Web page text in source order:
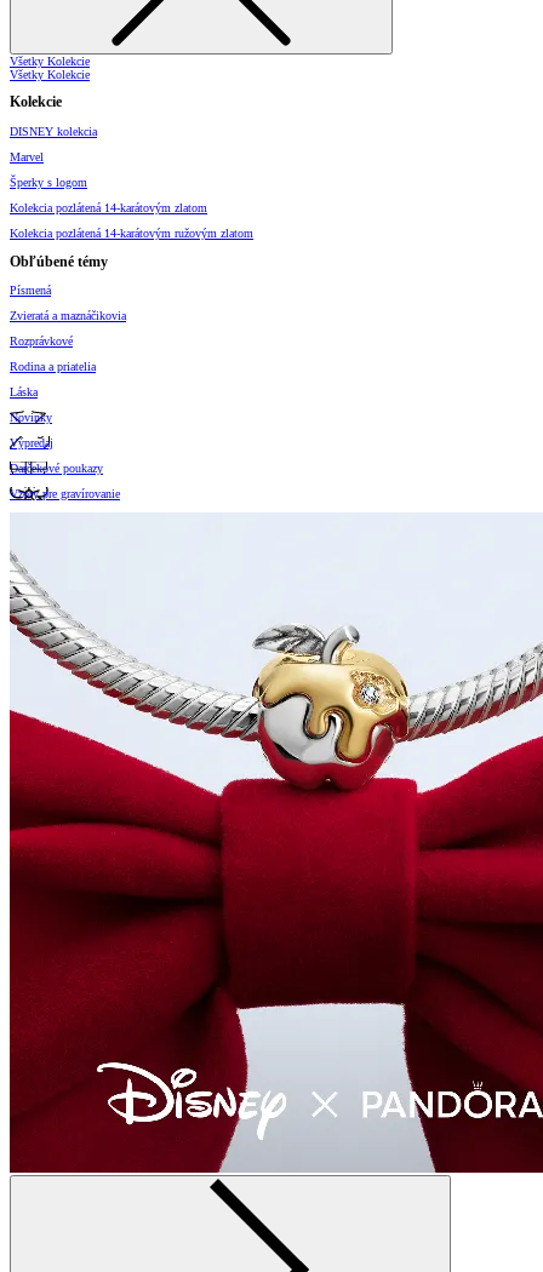
Všetky Kolekcie
Všetky Kolekcie
Kolekcie
DISNEY kolekcia
Marvel
Šperky s logom
Kolekcia pozlátená 14-karátovým zlatom
Kolekcia pozlátená 14-karátovým ružovým zlatom
Obľúbené témy
Písmená
Zvieratá a maznáčikovia
Rozprávkové
Rodina a priatelia
Láska
Novinky
Výpredaj
Darčekové poukazy
Vzory pre gravírovanie